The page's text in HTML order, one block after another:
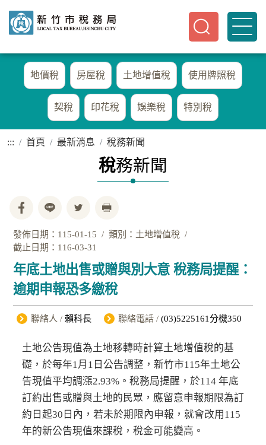
地價稅 房屋稅 土地增值稅 使用牌照稅
契稅 印花稅 娛樂稅 特別稅
::: 首頁 最新消息 稅務新聞
稅務新聞
發佈日期：115-01-15
類別：土地增值稅
截止日期：116-03-31
年底土地出售或贈與別大意 稅務局提醒：
逾期申報恐多繳稅
聯絡人 / 賴科長 聯絡電話 / (03)5225161分機350
土地公告現值為土地移轉時計算土地增值稅的基
礎，於每年1月1日公告調整，新竹市115年土地公
告現值平均調漲2.93%。稅務局提醒，於114 年底
訂約出售或贈與土地的民眾，應留意申報期限為訂
約日起30日內，若未於期限內申報，就會改用115
年的新公告現值來課稅，稅金可能變高。